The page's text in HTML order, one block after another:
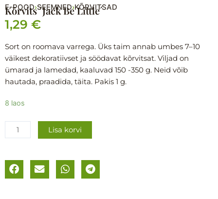
E-POOD›SEEMNED›KÕRVITSAD
Kõrvits ´Jack Be Little´
1,29 €
Sort on roomava varrega. Üks taim annab umbes 7–10
väikest dekoratiivset ja söödavat kõrvitsat. Viljad on
ümarad ja lamedad, kaaluvad 150 -350 g. Neid võib
hautada, praadida, täita. Pakis 1 g.
8 laos
Kõrvits
Little
kogus
Lisa korvi